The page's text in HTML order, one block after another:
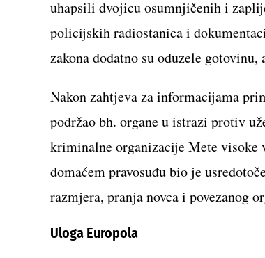
uhapsili dvojicu osumnjičenih i
policijskih radiostanica i
zakona dodatno su oduzele
Nakon zahtjeva za informacijama
podržao bh. organe u istrazi protiv
kriminalne organizacije Mete
domaćem pravosuđu bio je
razmjera, pranja novca i povezanog
Uloga Europola